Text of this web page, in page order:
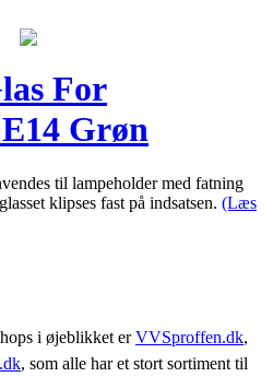
For
Grøn
til lampeholder med fatning
klipses fast på indsatsen. (Læs
i øjeblikket erVVSproffen.dk,
, som alle har et stort sortiment til